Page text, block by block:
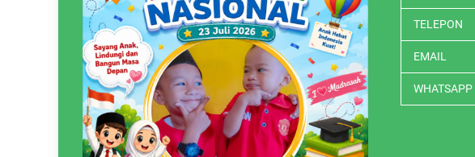
TELEPON
EMAIL
WHATSAPP